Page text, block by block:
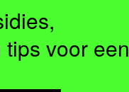
voor een